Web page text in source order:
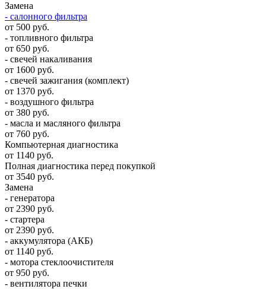
Замена
- салонного фильтра
от 500 руб.
- топливного фильтра
от 650 руб.
- свечей накаливания
от 1600 руб.
- свечей зажигания (комплект)
от 1370 руб.
- воздушного фильтра
от 380 руб.
- масла и масляного фильтра
от 760 руб.
Компьютерная диагностика
от 1140 руб.
Полная диагностика перед покупкой
от 3540 руб.
Замена
- генератора
от 2390 руб.
- стартера
от 2390 руб.
- аккумулятора (АКБ)
от 1140 руб.
- мотора стеклоочистителя
от 950 руб.
- вентилятора печки